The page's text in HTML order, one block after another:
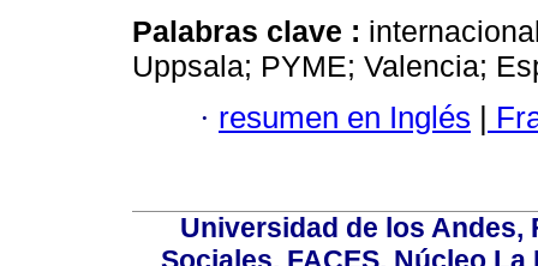
Palabras clave :
Uppsala; PYME; Valencia;
· resumen en Inglés |
Universidad de los Andes,